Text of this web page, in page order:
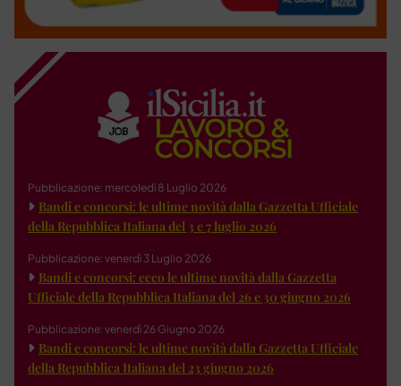
Pubblicazione: mercoledì 8 Luglio 2026
Bandi e concorsi: le ultime novità dalla Gazzetta Ufficiale
della Repubblica Italiana del 3 e 7 luglio 2026
Pubblicazione: venerdì 3 Luglio 2026
Bandi e concorsi: ecco le ultime novità dalla Gazzetta
Ufficiale della Repubblica Italiana del 26 e 30 giugno 2026
Pubblicazione: venerdì 26 Giugno 2026
Bandi e concorsi: le ultime novità dalla Gazzetta Ufficiale
della Repubblica Italiana del 23 giugno 2026